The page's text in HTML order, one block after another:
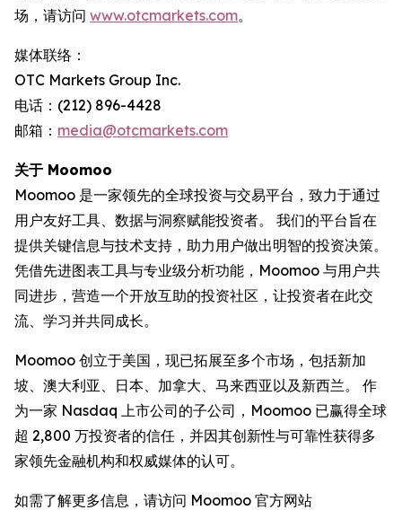
场，请访问 www.otcmarkets.com。
媒体联络：
OTC Markets Group Inc.
电话：(212) 896-4428
邮箱： media@otcmarkets.com
关于 Moomoo
Moomoo 是一家领先的全球投资与交易平台，致力于通过
用户友好工具、数据与洞察赋能投资者。 我们的平台旨在
提供关键信息与技术支持，助力用户做出明智的投资决策。
凭借先进图表工具与专业级分析功能，Moomoo 与用户共
同进步，营造一个开放互助的投资社区，让投资者在此交
流、学习并共同成长。
Moomoo 创立于美国，现已拓展至多个市场，包括新加
坡、澳大利亚、日本、加拿大、马来西亚以及新西兰。 作
为一家 Nasdaq 上市公司的子公司，Moomoo 已赢得全球
超 2,800 万投资者的信任，并因其创新性与可靠性获得多
家领先金融机构和权威媒体的认可。
如需了解更多信息，请访问 Moomoo 官方网站